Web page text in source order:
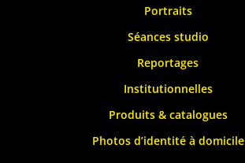
Portraits
Séances studio
Reportages
Institutionnelles
Produits & catalogues
Photos d’identité à domicile